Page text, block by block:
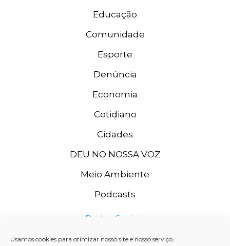
Usamos cookies para otimizar nosso site e nosso serviço.
Educação
Comunidade
Esporte
Denúncia
Economia
Cotidiano
Cidades
DEU NO NOSSA VOZ
Meio Ambiente
Podcasts
Redes Sociais